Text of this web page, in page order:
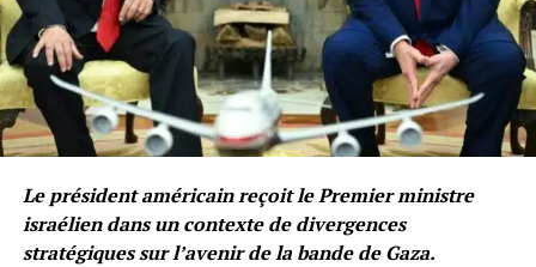
Le président américain reçoit le Premier ministre
israélien dans un contexte de divergences
stratégiques sur l’avenir de la bande de Gaza.